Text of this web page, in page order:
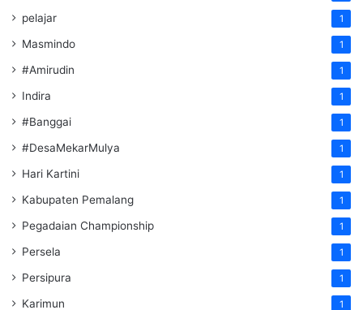
pelajar 1
Masmindo 1
#Amirudin 1
Indira 1
#Banggai 1
#DesaMekarMulya 1
Hari Kartini 1
Kabupaten Pemalang 1
Pegadaian Championship 1
Persela 1
Persipura 1
Karimun 1